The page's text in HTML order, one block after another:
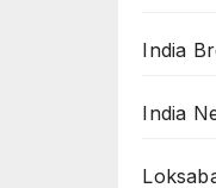
India
India